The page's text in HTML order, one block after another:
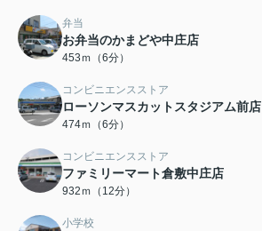
弁当
お弁当のかまどや中庄店
453ｍ（6分）
コンビニエンスストア
ローソンマスカットスタジアム前店
474ｍ（6分）
コンビニエンスストア
ファミリーマート倉敷中庄店
932ｍ（12分）
小学校